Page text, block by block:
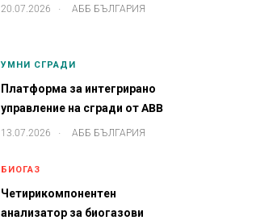
20.07.2026 . АББ БЪЛГАРИЯ
УМНИ СГРАДИ
Платформа за интегрирано
управление на сгради от ABB
13.07.2026 . АББ БЪЛГАРИЯ
БИОГАЗ
Четирикомпонентен
анализатор за биогазови